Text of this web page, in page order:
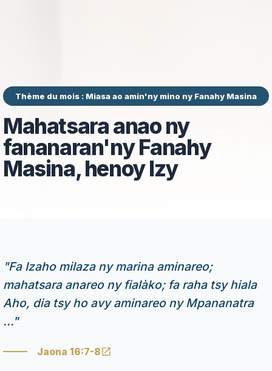
Thème du mois : Miasa ao amin'ny mino ny Fanahy Masina
Mahatsara anao ny
fananaran'ny Fanahy
Masina, henoy Izy
"Fa Izaho milaza ny marina aminareo;
mahatsara anareo ny fialàko; fa raha tsy hiala
Aho, dia tsy ho avy aminareo ny Mpananatra
..."
Jaona 16:7-8